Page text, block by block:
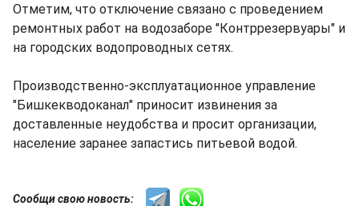
Отметим, что отключение связано с проведением
ремонтных работ на водозаборе "Контррезервуары" и
на городских водопроводных сетях.
Производственно-эксплуатационное управление
"Бишкекводоканал" приносит извинения за
доставленные неудобства и просит организации,
население заранее запастись питьевой водой.
Сообщи свою новость: